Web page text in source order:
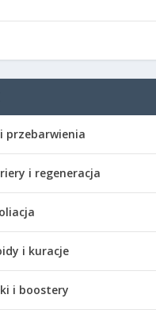
przebarwienia
i regeneracja
i kuracje
i boostery